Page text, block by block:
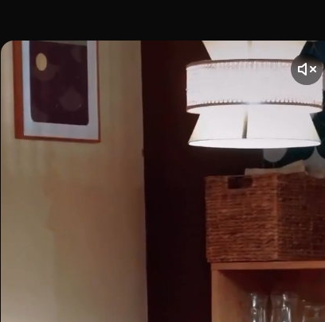
Kukla, en València (C/ de Palomino, 8), es un
[00:00 - Escena 1: Introducción y Ambiente] El